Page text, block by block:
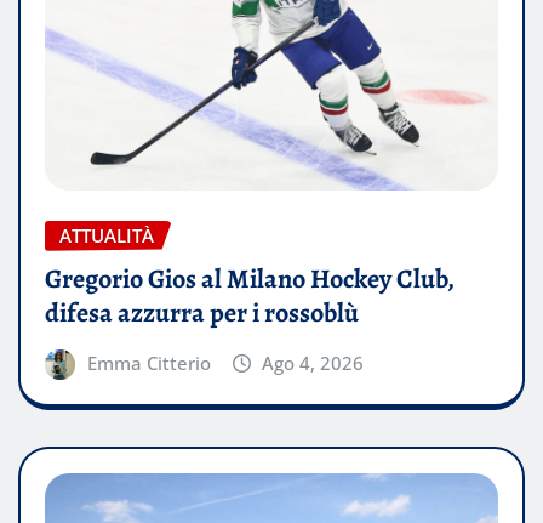
ATTUALITÀ
Gregorio Gios al Milano Hockey Club,
difesa azzurra per i rossoblù
Emma Citterio Ago 4, 2026